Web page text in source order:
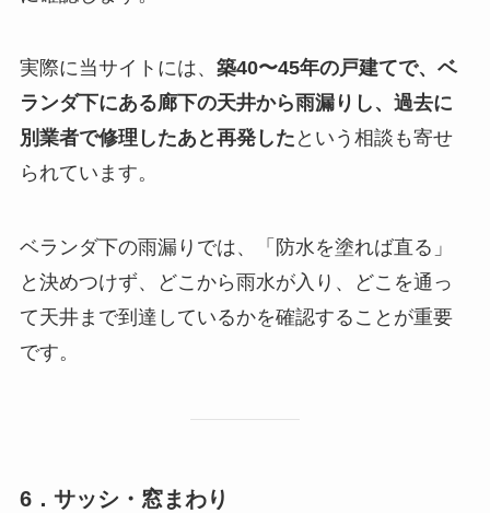
実際に当サイトには、 築40〜45年の戸建てで、ベ
ランダ下にある廊下の天井から雨漏りし、過去に
別業者で修理したあと再発した という相談も寄せ
られています。
ベランダ下の雨漏りでは、「防水を塗れば直る」
と決めつけず、どこから雨水が入り、どこを通っ
て天井まで到達しているかを確認することが重要
です。
6．サッシ・窓まわり